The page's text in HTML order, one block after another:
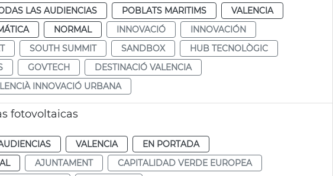
LAS AUDIENCIAS POBLATS MARITIMS
VALENCIA
NORMAL INNOVACIÓ
INNOVACIÓN
SOUTH SUMMIT SANDBOX
HUB TECNOLÒGIC
GOVTECH
DESTINACIÓ VALENCIA
INNOVACIÓ URBANA
fotovoltaicas
VALENCIA
EN PORTADA
AJUNTAMENT
CAPITALIDAD VERDE EUROPEA